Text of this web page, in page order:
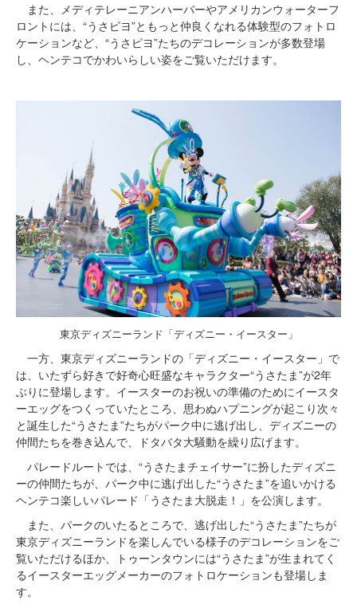
また、メディテレーニアンハーバーやアメリカンウォーターフ
ロントには、“うさピヨ”ともっと仲良くなれる体験型のフォトロ
ケーションなど、“うさピヨ”たちのデコレーションが多数登場
し、ヘンテコでかわいらしい姿をご覧いただけます。
東京ディズニーランド「ディズニー・イースター」
一方、東京ディズニーランドの「ディズニー・イースター」で
は、いたずら好きで好奇心旺盛なキャラクター“うさたま”が2年
ぶりに登場します。イースターのお祝いの準備のためにイースタ
ーエッグをつくっていたところ、思わぬハプニングが起こり次々
と誕生した“うさたま”たちがパーク中に逃げ出し、ディズニーの
仲間たちを巻き込んで、ドタバタ大騒動を繰り広げます。
パレードルートでは、“うさたまチェイサー”に扮したディズニ
ーの仲間たちが、パーク中に逃げ出した“うさたま”を追いかける
ヘンテコ楽しいパレード「うさたま大脱走！」を公演します。
また、パークのいたるところで、逃げ出した“うさたま”たちが
東京ディズニーランドを楽しんでいる様子のデコレーションをご
覧いただけるほか、トゥーンタウンには“うさたま”が生まれてく
るイースターエッグメーカーのフォトロケーションも登場しま
す。